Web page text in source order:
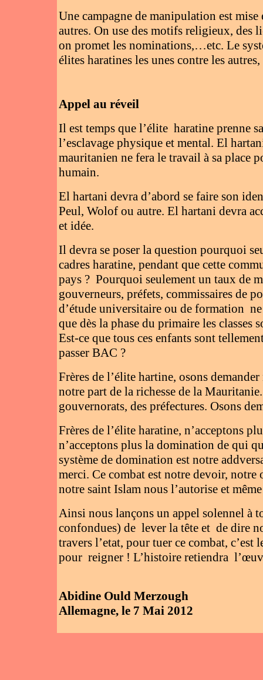
Une campagne de manipulation est
autres. On use des motifs religieux, des
on promet les nominations,…etc. Le
élites haratines les unes contre les
Appel au réveil
Il est temps que l’élite haratine prenne
l’esclavage physique et mental. El
mauritanien ne fera le travail à sa place
humain.
El hartani devra d’abord se faire son
Peul, Wolof ou autre. El hartani devra
et idée.
Il devra se poser la question pourquoi
cadres haratine, pendant que cette
pays ? Pourquoi seulement un taux de
gouverneurs, préfets, commissaires de
d’étude universitaire ou de formation
que dès la phase du primaire les classes
Est-ce que tous ces enfants sont
passer BAC ?
Frères de l’élite hartine, osons
notre part de la richesse de la
gouvernorats, des préfectures. Osons
Frères de l’élite haratine, n’acceptons
n’acceptons plus la domination de qui
système de domination est notre
merci. Ce combat est notre devoir,
notre saint Islam nous l’autorise et
Ainsi nous lançons un appel solennel à
confondues) de lever la tête et de dire
travers l’etat, pour tuer ce combat,
pour reigner ! L’histoire retiendra
Abidine Ould Merzough
Allemagne, le 7 Mai 2012